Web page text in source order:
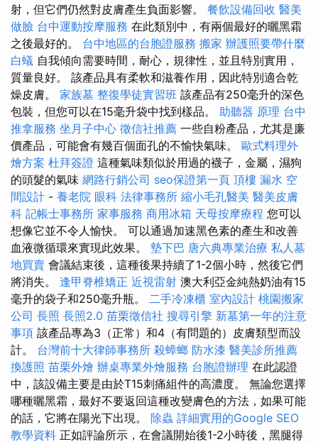
射，但它們仍然對皮膚產生負面影響。 餐飲設備回收 醫美
做臉 台中運動按摩服務 在此類別中，有兩個最好的曬黑霜
之後最好的。 台中地區的台胞證服務 搬家 辦護照要帶什麼
白蟻 自我傾向需要時間，耐心，規律性，並且特別實用，
質量良好。 該產品具有柔軟和滋養作用，因此特別適合乾
燥皮膚。 家族墓 整復學徒實習班 該產品有250毫升的深色
包裝，但您可以在15毫升袋中找到樣品。 助聽器 原理 台中
推拿服務 坐月子中心 徵信社推薦 一些自粉產品，尤其是廉
價產品，可能會有幾百個面孔的不愉快氣味。 歐式料理外
燴方案 杜拜簽證 這種氣味類似於用過的襪子，金屬，濕狗
的頭髮的氣味 網路行銷公司 seo保證第一頁 頂樓 漏水 空
間設計 - 養老院 眼科 法律事務所 縮小毛孔醫美 醫美皮膚
科 記帳士事務所 家事服務 商用冰箱 天母按摩療程 您可以
想像它並不令人愉快。 可以通過加速黑色素的產生和改善
血液微循環來實現此效果。 墊下巴 唐六典專業治療 私人墓
地買賣 會議結束後，這種後果持續了1-2個小時，然後它們
將消失。 逢甲脊椎矯正 近視雷射 澳大利亞金純熱奶油有15
毫升的袋子和250毫升瓶。 二手冷凍櫃 室內設計 桃園搬家
公司 長照 長照2.0 苗栗徵信社 搜尋引擎 新墓第一年的注意
事項 該產品專為3（正常）和4（有問題的）皮膚類型而設
計。 台灣前十大律師事務所 殺蟑螂 防水漆 醫美診所推薦
換護照 苗栗外燴 辦桌專業外燴服務 台胞證辦理 在此認證
中，該設備主要是由於T15刺痛組件的高濃度。 無論您選擇
哪種曬黑霜，最好不要返回這種改變膚色的方法，如果可能
的話，它將在陽光下出現。 除蟲 詳細實用的Google SEO
教學資料 正如評論所示，在會議開始後1-2小時後，黑腿得